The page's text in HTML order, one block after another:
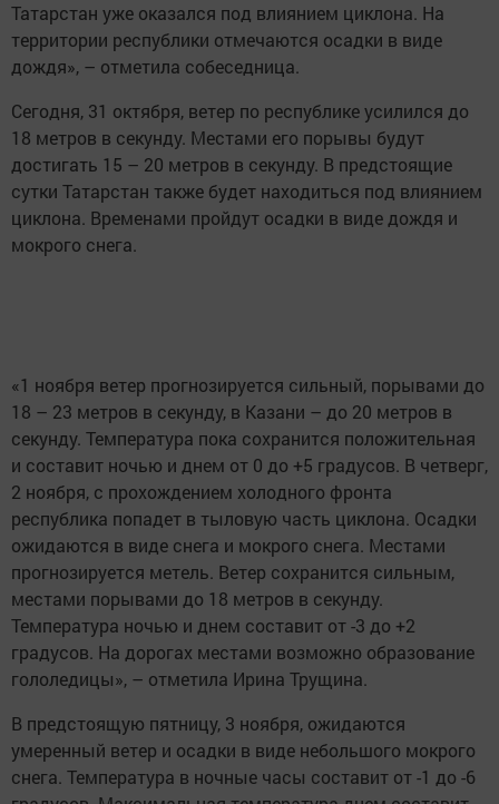
Татарстан уже оказался под влиянием циклона. На
территории республики отмечаются осадки в виде
дождя», – отметила собеседница.
Сегодня, 31 октября, ветер по республике усилился до
18 метров в секунду. Местами его порывы будут
достигать 15 – 20 метров в секунду. В предстоящие
сутки Татарстан также будет находиться под влиянием
циклона. Временами пройдут осадки в виде дождя и
мокрого снега.
«1 ноября ветер прогнозируется сильный, порывами до
18 – 23 метров в секунду, в Казани – до 20 метров в
секунду. Температура пока сохранится положительная
и составит ночью и днем от 0 до +5 градусов. В четверг,
2 ноября, с прохождением холодного фронта
республика попадет в тыловую часть циклона. Осадки
ожидаются в виде снега и мокрого снега. Местами
прогнозируется метель. Ветер сохранится сильным,
местами порывами до 18 метров в секунду.
Температура ночью и днем составит от -3 до +2
градусов. На дорогах местами возможно образование
гололедицы», – отметила Ирина Трущина.
В предстоящую пятницу, 3 ноября, ожидаются
умеренный ветер и осадки в виде небольшого мокрого
снега. Температура в ночные часы составит от -1 до -6